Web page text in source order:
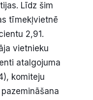
Līdz šim
tīmekļvietnē
2,91.
vietnieku
atalgojuma
komiteju